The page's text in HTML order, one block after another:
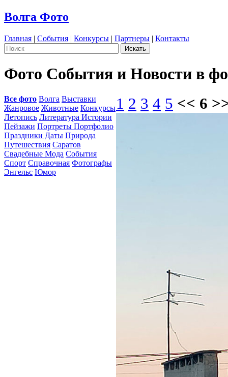
Волга Фото
Главная | События | Конкурсы | Партнеры | Контакты
Фото События и Новости в
Все фото Волга Выставки
Жанровое Животные Конкурсы
Летопись Литература Истории
Пейзажи Портреты Портфолио
Праздники Даты Природа
Путешествия Саратов
Свадебные Мода События
Спорт Справочная Фотографы
Энгельс Юмор
1 2 3 4 5 << 6